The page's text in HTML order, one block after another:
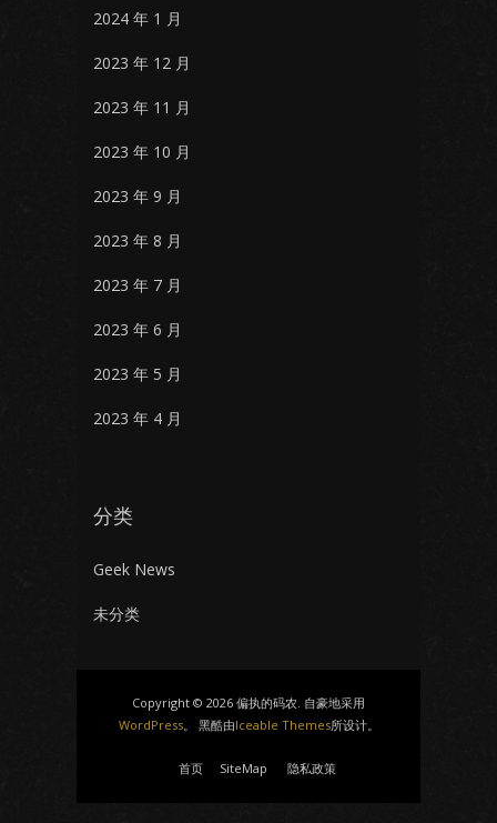
2024 年 1 月
2023 年 12 月
2023 年 11 月
2023 年 10 月
2023 年 9 月
2023 年 8 月
2023 年 7 月
2023 年 6 月
2023 年 5 月
2023 年 4 月
分类
Geek News
未分类
Copyright © 2026 偏执的码农. 自豪地采用
WordPress。 黑酷由Iceable Themes所设计。
首页 SiteMap 隐私政策